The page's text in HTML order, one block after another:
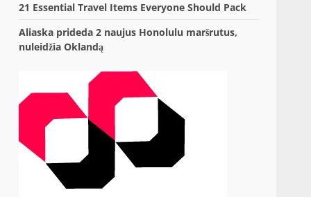
21 Essential Travel Items Everyone Should Pack
Aliaska prideda 2 naujus Honolulu maršrutus,
nuleidžia Oklandą